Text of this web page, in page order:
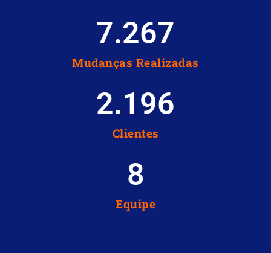
Mudanças Realizadas
7.267
Clientes
2.196
Equipe
8